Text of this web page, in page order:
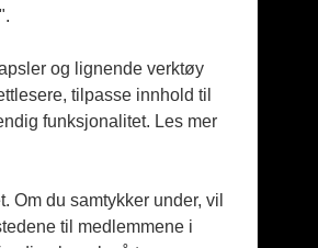
Jobbmarked
og lignende verktøy
tilpasse innhold til
funksjonalitet. Les mer
Om du samtykker under, vil
til medlemmene i